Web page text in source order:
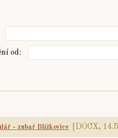
od:
- zubař Blížkovice [DOCX,